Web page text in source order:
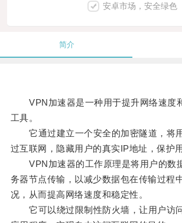
安卓市场，安全绿色
简介
VPN加速器是一种用于提升网络速度
工具。
它通过建立一个安全的加密隧道，将
过互联网，隐藏用户的真实IP地址，保护
VPN加速器的工作原理是将用户的数
务器节点传输，以减少数据包在传输过程
况，从而提高网络速度和稳定性。
它可以绕过限制性防火墙，让用户访